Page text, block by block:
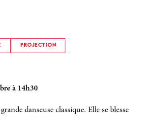
PROJECTION
à 14h30
danseuse classique. Elle se blesse